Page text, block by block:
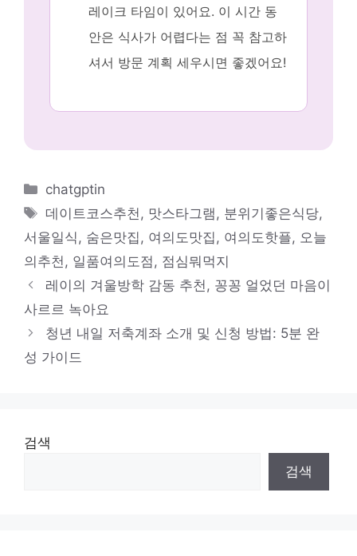
레이크 타임이 있어요. 이 시간 동
안은 식사가 어렵다는 점 꼭 참고하
셔서 방문 계획 세우시면 좋겠어요!
카
테
리
chatgptin
태
그
데이트코스추천, 맛스타그램, 분위기좋은식당,
서울일식, 숨은맛집, 여의도맛집, 여의도핫플, 오늘
의추천, 일품여의도점, 점심뭐먹지
레이의 겨울방학 감동 추천, 꽁꽁 얼었던 마음이
사르르 녹아요
청년 내일 저축계좌 소개 및 신청 방법: 5분 완
성 가이드
검색
검색